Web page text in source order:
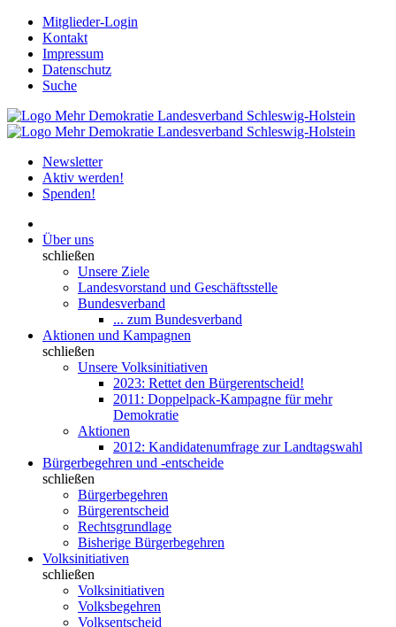
Mitglieder-Login
Kontakt
Impressum
Datenschutz
Suche
Newsletter
Aktiv werden!
Spenden!
Über uns
schließen
Unsere Ziele
Landesvorstand und Geschäftsstelle
Bundesverband
... zum Bundesverband
Aktionen und Kampagnen
schließen
Unsere Volksinitiativen
2023: Rettet den Bürgerentscheid!
2011: Doppelpack-Kampagne für mehr
Demokratie
Aktionen
2012: Kandidatenumfrage zur Landtagswahl
Bürgerbegehren und -entscheide
schließen
Bürgerbegehren
Bürgerentscheid
Rechtsgrundlage
Bisherige Bürgerbegehren
Volksinitiativen
schließen
Volksinitiativen
Volksbegehren
Volksentscheid